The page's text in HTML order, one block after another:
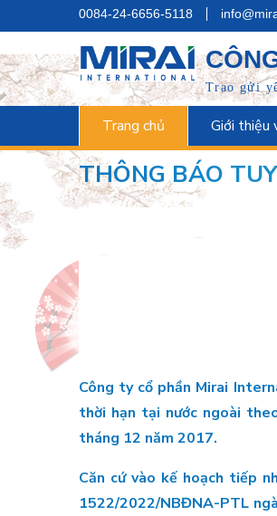
0084-24-6656-5118
Trao gửi
Trang chủ Giới thiệu
THÔNG BÁO
Công ty cổ phần Mirai
thời hạn tại nước ngoài
tháng 12 năm 2017.
Căn cứ vào kế hoạch tiếp
1522/2022/NBĐNA-PTL